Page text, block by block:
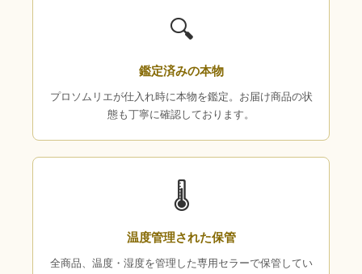
🔍
鑑定済みの本物
プロソムリエが仕入れ時に本物を鑑定。お届け商品の状
態も丁寧に確認しております。
🌡
温度管理された保管
全商品、温度・湿度を管理した専用セラーで保管してい